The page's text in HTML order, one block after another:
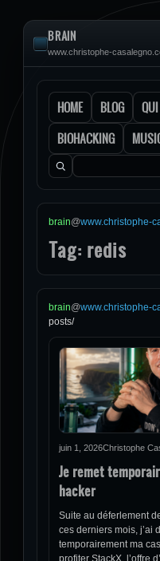
BRAIN
www.christophe-
HOME BLOG
BIOHACKING
Rechercher :
brain@www.christophe-
Tag: redis
brain@www.christophe-
posts/
juin 1, 2026Christophe
Je remet
hacker
Suite au déferlement
ces derniers mois, j’ai
temporairement ma